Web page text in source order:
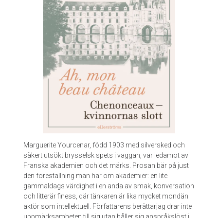
Marguerite Yourcenar, född 1903 med silversked och
säkert utsökt brysselsk spets i vaggan, var ledamot av
Franska akademien och det märks. Prosan bär på just
den föreställning man har om akademier: en lite
gammaldags värdighet i en anda av smak, konversation
och litterär finess, där tänkaren är lika mycket mondän
aktör som intellektuell. Författarens berättarjag drar inte
uppmärksamheten till sig utan håller sig anspråkslöst i